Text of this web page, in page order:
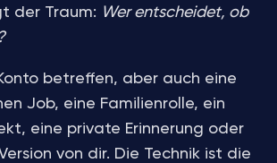
der Traum: Wer entscheidet, ob
betreffen, aber auch eine
Job, eine Familienrolle, ein
eine private Erinnerung oder
von dir. Die Technik ist die